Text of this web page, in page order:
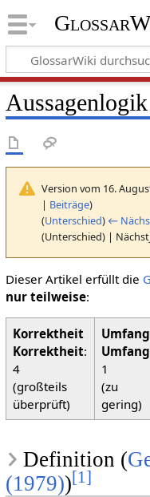
Aussagenlogik
Version vom 16.
| Beiträge)
(Unterschied) ←
(Unterschied) |
Dieser Artikel erfüllt die
nur teilweise:
Korrektheit:
4
(großteils
überprüft)
Umfang
1
(zu
gering)
Definition (
(1979))[1]